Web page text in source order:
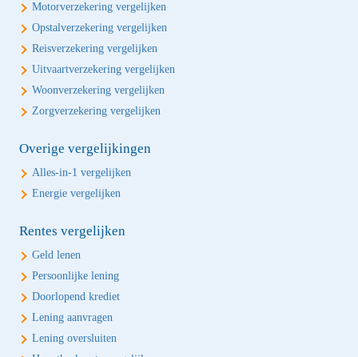
Motorverzekering vergelijken
Opstalverzekering vergelijken
Reisverzekering vergelijken
Uitvaartverzekering vergelijken
Woonverzekering vergelijken
Zorgverzekering vergelijken
Overige vergelijkingen
Alles-in-1 vergelijken
Energie vergelijken
Rentes vergelijken
Geld lenen
Persoonlijke lening
Doorlopend krediet
Lening aanvragen
Lening oversluiten